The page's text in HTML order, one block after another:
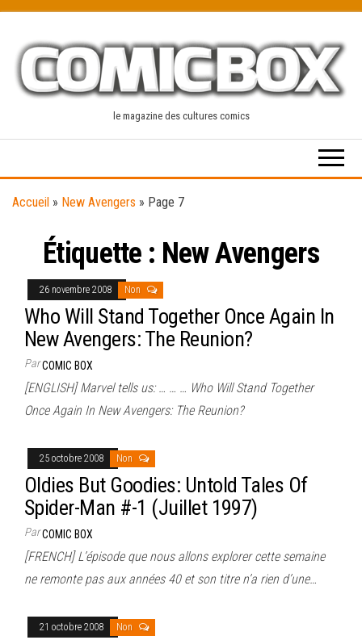
content
le magazine des cultures comics
Accueil » New Avengers » Page 7
Étiquette : New Avengers
26 novembre 2008 Non
Who Will Stand Together Once Again In
New Avengers: The Reunion?
ParCOMIC BOX
[ENGLISH] Marvel tells us: … … … Who Will Stand Together
Once Again In New Avengers: The Reunion?
25 octobre 2008 Non
Oldies But Goodies: Untold Tales Of
Spider-Man #-1 (Juillet 1997)
ParCOMIC BOX
[FRENCH] L’épisode que nous allons explorer cette semaine
ne remonte pas aux années 40 et son titre n’a rien d’une…
21 octobre 2008 Non